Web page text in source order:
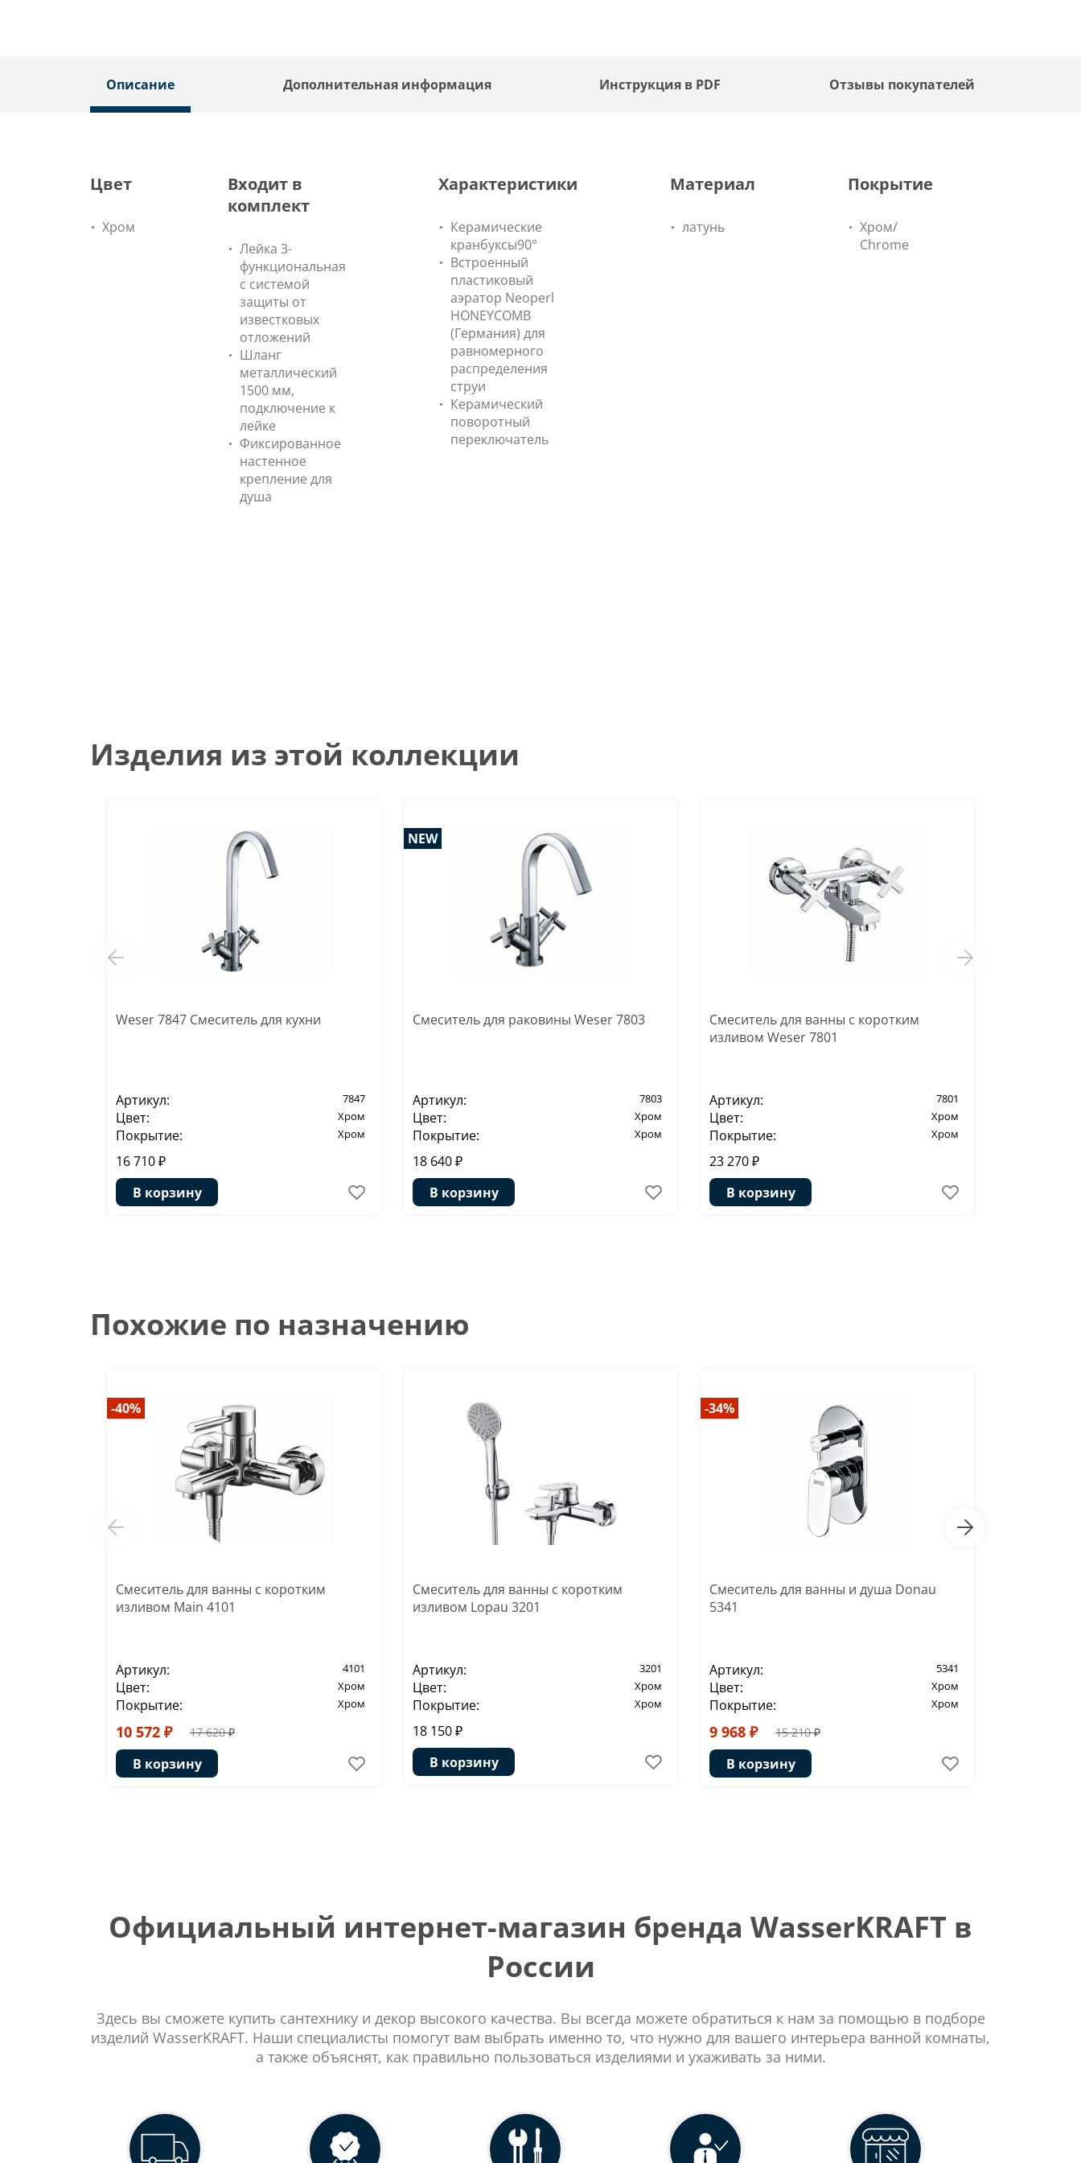
Описание Дополнительная информация Инструкция в PDF Отзывы покупателей
Цвет
Хром
Входит в
комплект
Лейка 3-
функциональная
с системой
защиты от
известковых
отложений
Шланг
металлический
1500 мм,
подключение к
лейке
Фиксированное
настенное
крепление для
душа
Характеристики
Керамические
кранбуксы90°
Встроенный
пластиковый
аэратор Neoperl
HONEYCOMB
(Германия) для
равномерного
распределения
струи
Керамический
поворотный
переключатель
Материал
латунь
Покрытие
Хром/
Chrome
Изделия из этой коллекции
Weser 7847 Смеситель для кухни
Артикул: 7847
Цвет: Хром
Покрытие: Хром
16 710 ₽
В корзину
NEW
Смеситель для раковины Weser 7803
Артикул: 7803
Цвет: Хром
Покрытие: Хром
18 640 ₽
В корзину
Смеситель для ванны с коротким
изливом Weser 7801
Артикул: 7801
Цвет: Хром
Покрытие: Хром
23 270 ₽
В корзину
Похожие по назначению
-40%
Смеситель для ванны с коротким
изливом Main 4101
Артикул: 4101
Цвет: Хром
Покрытие: Хром
10 572 ₽ 17 620 ₽
В корзину
Смеситель для ванны с коротким
изливом Lopau 3201
Артикул: 3201
Цвет: Хром
Покрытие: Хром
18 150 ₽
В корзину
-34%
Смеситель для ванны и душа Donau
5341
Артикул: 5341
Цвет: Хром
Покрытие: Хром
9 968 ₽ 15 210 ₽
В корзину
Официальный интернет-магазин бренда WasserKRAFT в
России
Здесь вы сможете купить сантехнику и декор высокого качества. Вы всегда можете обратиться к нам за помощью в подборе
изделий WasserKRAFT. Наши специалисты помогут вам выбрать именно то, что нужно для вашего интерьера ванной комнаты,
а также объяснят, как правильно пользоваться изделиями и ухаживать за ними.